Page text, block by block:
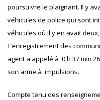
poursuivre le plaignant. Il y
véhicules de police qui sont
véhicules où il y en avait
L'enregistrement des
agent a appelé à 0 h 37 min
son arme à impulsions.
Compte tenu des